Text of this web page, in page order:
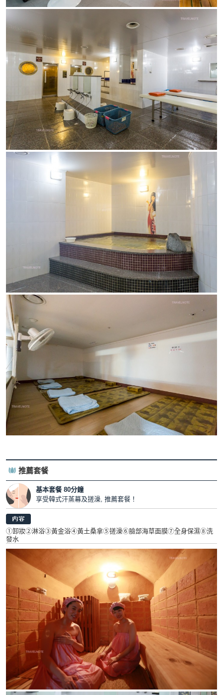
推薦套餐
基本套餐 80分鐘
享受韓式汗蒸幕及搓澡, 推薦套餐！
①卸妝②淋浴③黃金浴④黃土桑拿⑤搓澡⑥臉部海草面膜⑦全身保濕⑧洗
發水